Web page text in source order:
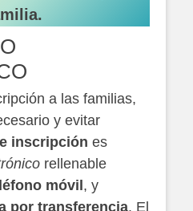
a las familias,
y evitar
inscripción es
rellenable
móvil , y
por transferencia. El